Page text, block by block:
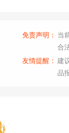
免责声明：
当
合
友情提醒： 建
品